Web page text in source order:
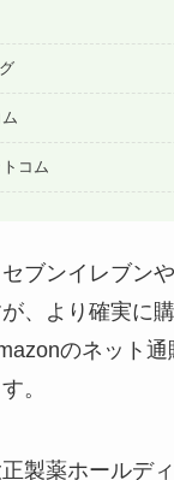
ビエネッタアイス
る？コンビニに売
通販が確実？
コム
ブンイレブン
、より確実に
のネット
。
製薬ホールデ